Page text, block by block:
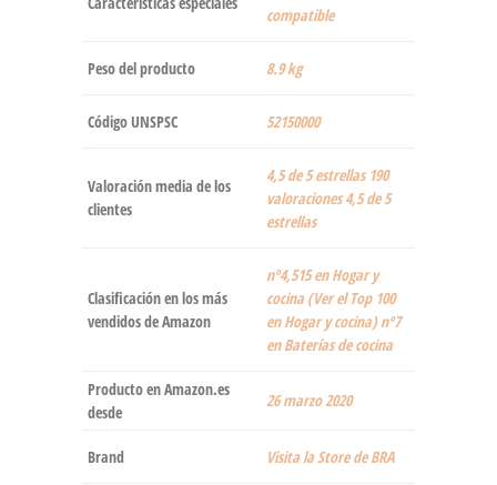
compatible
Peso del producto ‎8.9 kg
Código UNSPSC 52150000
Valoración media de los
clientes
4,5 de 5 estrellas 190
valoraciones 4,5 de 5
estrellas
Clasificación en los más
vendidos de Amazon
nº4,515 en Hogar y
cocina (Ver el Top 100
en Hogar y cocina) nº7
en Baterías de cocina
Producto en Amazon.es
desde
26 marzo 2020
Brand Visita la Store de BRA